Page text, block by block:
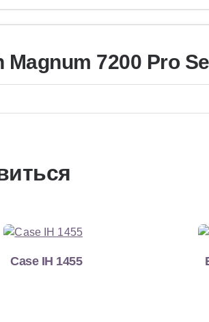
7200 Pro
Case IH 1455